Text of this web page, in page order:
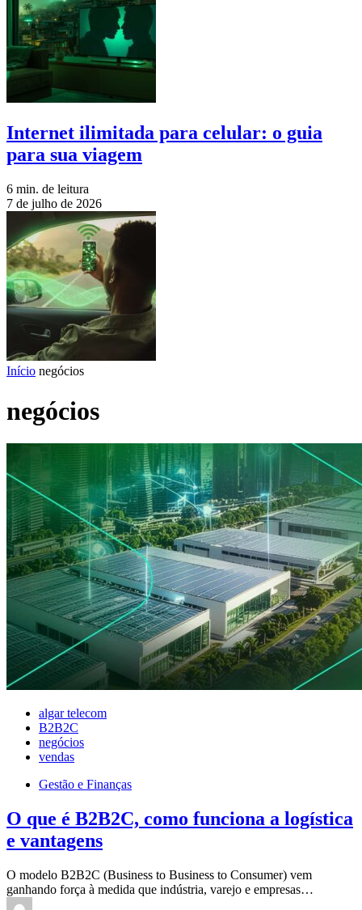
Internet ilimitada para celular: o guia
para sua viagem
6 min. de leitura
7 de julho de 2026
Início negócios
negócios
algar telecom
B2B2C
negócios
vendas
Gestão e Finanças
O que é B2B2C, como funciona a logística
e vantagens
O modelo B2B2C (Business to Business to Consumer) vem
ganhando força à medida que indústria, varejo e empresas…